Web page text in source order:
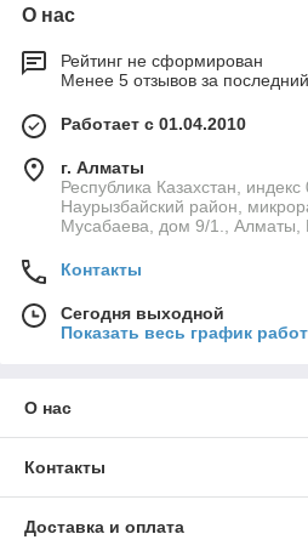
О нас
Рейтинг не сформирован
Менее 5 отзывов за
Работает с 01.04.2010
г. Алматы
Республика Казахстан,
Наурызбайский район,
Мусабаева, дом 9/1., Алматы,
Контакты
Сегодня выходной
Показать весь график
О нас
Контакты
Доставка и оплата